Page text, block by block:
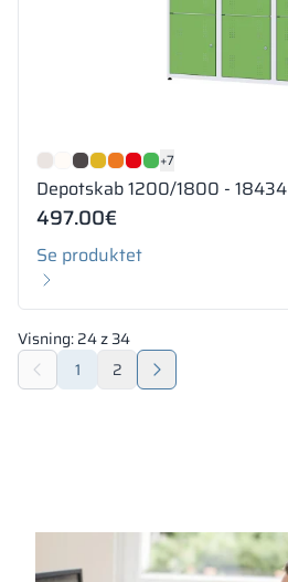
+7
Depotskab 1200/1800 - 18434
497.00€
Se produktet
Visning:24z34
1
2